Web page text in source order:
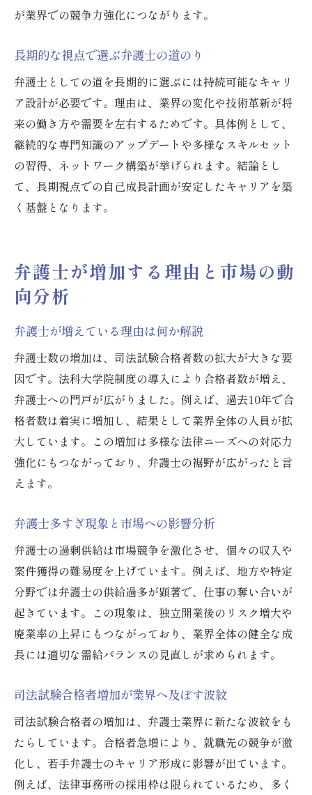
が業界での競争力強化につながります。
長期的な視点で選ぶ弁護士の道のり
弁護士としての道を長期的に選ぶには持続可能なキャリ
ア設計が必要です。理由は、業界の変化や技術革新が将
来の働き方や需要を左右するためです。具体例として、
継続的な専門知識のアップデートや多様なスキルセット
の習得、ネットワーク構築が挙げられます。結論とし
て、長期視点での自己成長計画が安定したキャリアを築
く基盤となります。
弁護士が増加する理由と市場の動
向分析
弁護士が増えている理由は何か解説
弁護士数の増加は、司法試験合格者数の拡大が大きな要
因です。法科大学院制度の導入により合格者数が増え、
弁護士への門戸が広がりました。例えば、過去10年で合
格者数は着実に増加し、結果として業界全体の人員が拡
大しています。この増加は多様な法律ニーズへの対応力
強化にもつながっており、弁護士の裾野が広がったと言
えます。
弁護士多すぎ現象と市場への影響分析
弁護士の過剰供給は市場競争を激化させ、個々の収入や
案件獲得の難易度を上げています。例えば、地方や特定
分野では弁護士の供給過多が顕著で、仕事の奪い合いが
起きています。この現象は、独立開業後のリスク増大や
廃業率の上昇にもつながっており、業界全体の健全な成
長には適切な需給バランスの見直しが求められます。
司法試験合格者増加が業界へ及ぼす波紋
司法試験合格者の増加は、弁護士業界に新たな波紋をも
たらしています。合格者急増により、就職先の競争が激
化し、若手弁護士のキャリア形成に影響が出ています。
例えば、法律事務所の採用枠は限られているため、多く